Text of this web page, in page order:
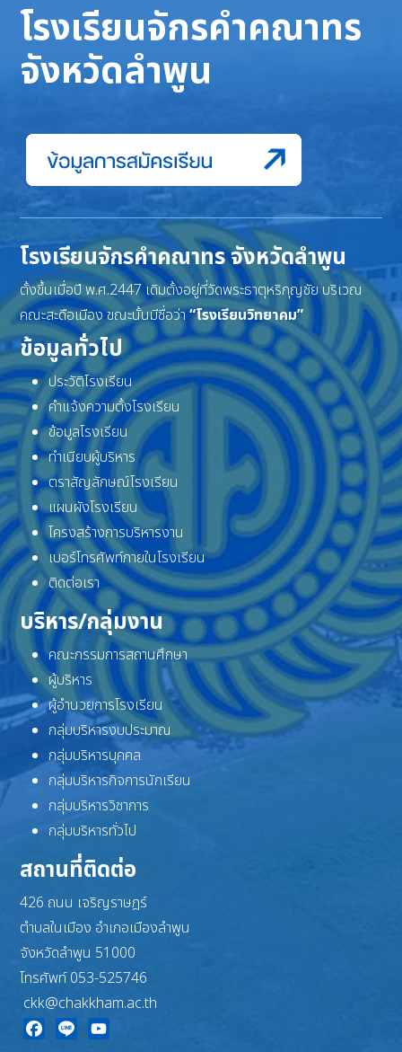
โรงเรียนจักรคำคณาทร
จังหวัดลำพูน
โรงเรียนจักรคำคณาทร จังหวัดลำพูน
ตั้งขึ้นเมื่อปี พ.ศ.2447 เดิมตั้งอยู่ที่วัดพระธาตุหริภุญชัย บริเวณ
คณะสะดือเมือง ขณะนั้นมีชื่อว่า“โรงเรียนวิทยาคม”
ข้อมูลทั่วไป
ประวัติโรงเรียน
คำแจ้งความตั้งโรงเรียน
ข้อมูลโรงเรียน
ทำเนียบผู้บริหาร
ตราสัญลักษณ์โรงเรียน
แผนผังโรงเรียน
โครงสร้างการบริหารงาน
เบอร์โทรศัพท์ภายในโรงเรียน
ติดต่อเรา
บริหาร/กลุ่มงาน
คณะกรรมการสถานศึกษา
ผู้บริหาร
ผู้อำนวยการโรงเรียน
กลุ่มบริหารงบประมาณ
กลุ่มบริหารบุคคล
กลุ่มบริหารกิจการนักเรียน
กลุ่มบริหารวิชาการ
กลุ่มบริหารทั่วไป
สถานที่ติดต่อ
426 ถนน เจริญราษฎร์
ตำบลในเมือง อำเภอเมืองลำพูน
จังหวัดลำพูน 51000
โทรศัพท์ 053-525746
ckk@chakkham.ac.th